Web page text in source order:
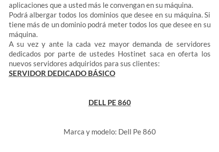
aplicaciones que a usted más le convengan en su máquina.
Podrá albergar todos los dominios que desee en su máquina. Si
tiene más de un dominio podrá meter todos los que desee en su
máquina.
A su vez y ante la cada vez mayor demanda de servidores
dedicados por parte de ustedes Hostinet saca en oferta los
nuevos servidores adquiridos para sus clientes:
SERVIDOR DEDICADO BÁSICO
DELL PE 860
Marca y modelo: Dell Pe 860